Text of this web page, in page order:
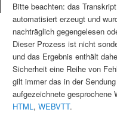
Bitte beachten: das
automatisiert erzeugt und
nachträglich gegengelesen
Dieser Prozess ist nicht
und das Ergebnis enthält
Sicherheit eine Reihe von
gilt immer das in der Sendung
aufgezeichnete gesprochene
HTML, WEBVTT.